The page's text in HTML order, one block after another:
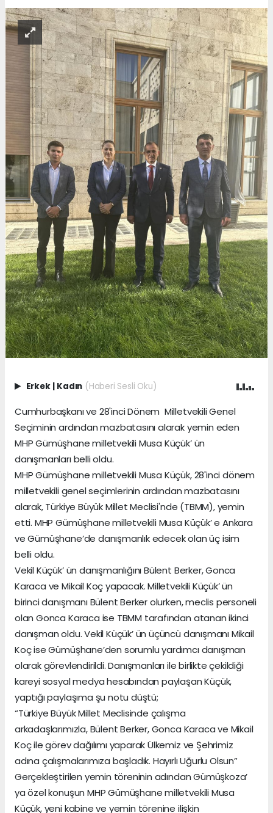
Erkek | Kadın (Haberi Sesli Oku)
Cumhurbaşkanı ve 28'inci Dönem Milletvekili Genel
Seçiminin ardından mazbatasını alarak yemin eden
MHP Gümüşhane milletvekili Musa Küçük’ ün
danışmanları belli oldu.
MHP Gümüşhane milletvekili Musa Küçük, 28'inci dönem
milletvekili genel seçimlerinin ardından mazbatasını
alarak, Türkiye Büyük Millet Meclisi'nde (TBMM), yemin
etti. MHP Gümüşhane milletvekili Musa Küçük’ e Ankara
ve Gümüşhane’de danışmanlık edecek olan üç isim
belli oldu.
Vekil Küçük’ ün danışmanlığını Bülent Berker, Gonca
Karaca ve Mikail Koç yapacak. Milletvekili Küçük’ ün
birinci danışmanı Bülent Berker olurken, meclis personeli
olan Gonca Karaca ise TBMM tarafından atanan ikinci
danışman oldu. Vekil Küçük’ ün üçüncü danışmanı Mikail
Koç ise Gümüşhane’den sorumlu yardımcı danışman
olarak görevlendirildi. Danışmanları ile birlikte çekildiği
kareyi sosyal medya hesabından paylaşan Küçük,
yaptığı paylaşıma şu notu düştü;
“Türkiye Büyük Millet Meclisinde çalışma
arkadaşlarımızla, Bülent Berker, Gonca Karaca ve Mikail
Koç ile görev dağılımı yaparak Ülkemiz ve Şehrimiz
adına çalışmalarımıza başladık. Hayırlı Uğurlu Olsun”
Gerçekleştirilen yemin töreninin adından Gümüşkoza’
ya özel konuşun MHP Gümüşhane milletvekili Musa
Küçük, yeni kabine ve yemin törenine ilişkin